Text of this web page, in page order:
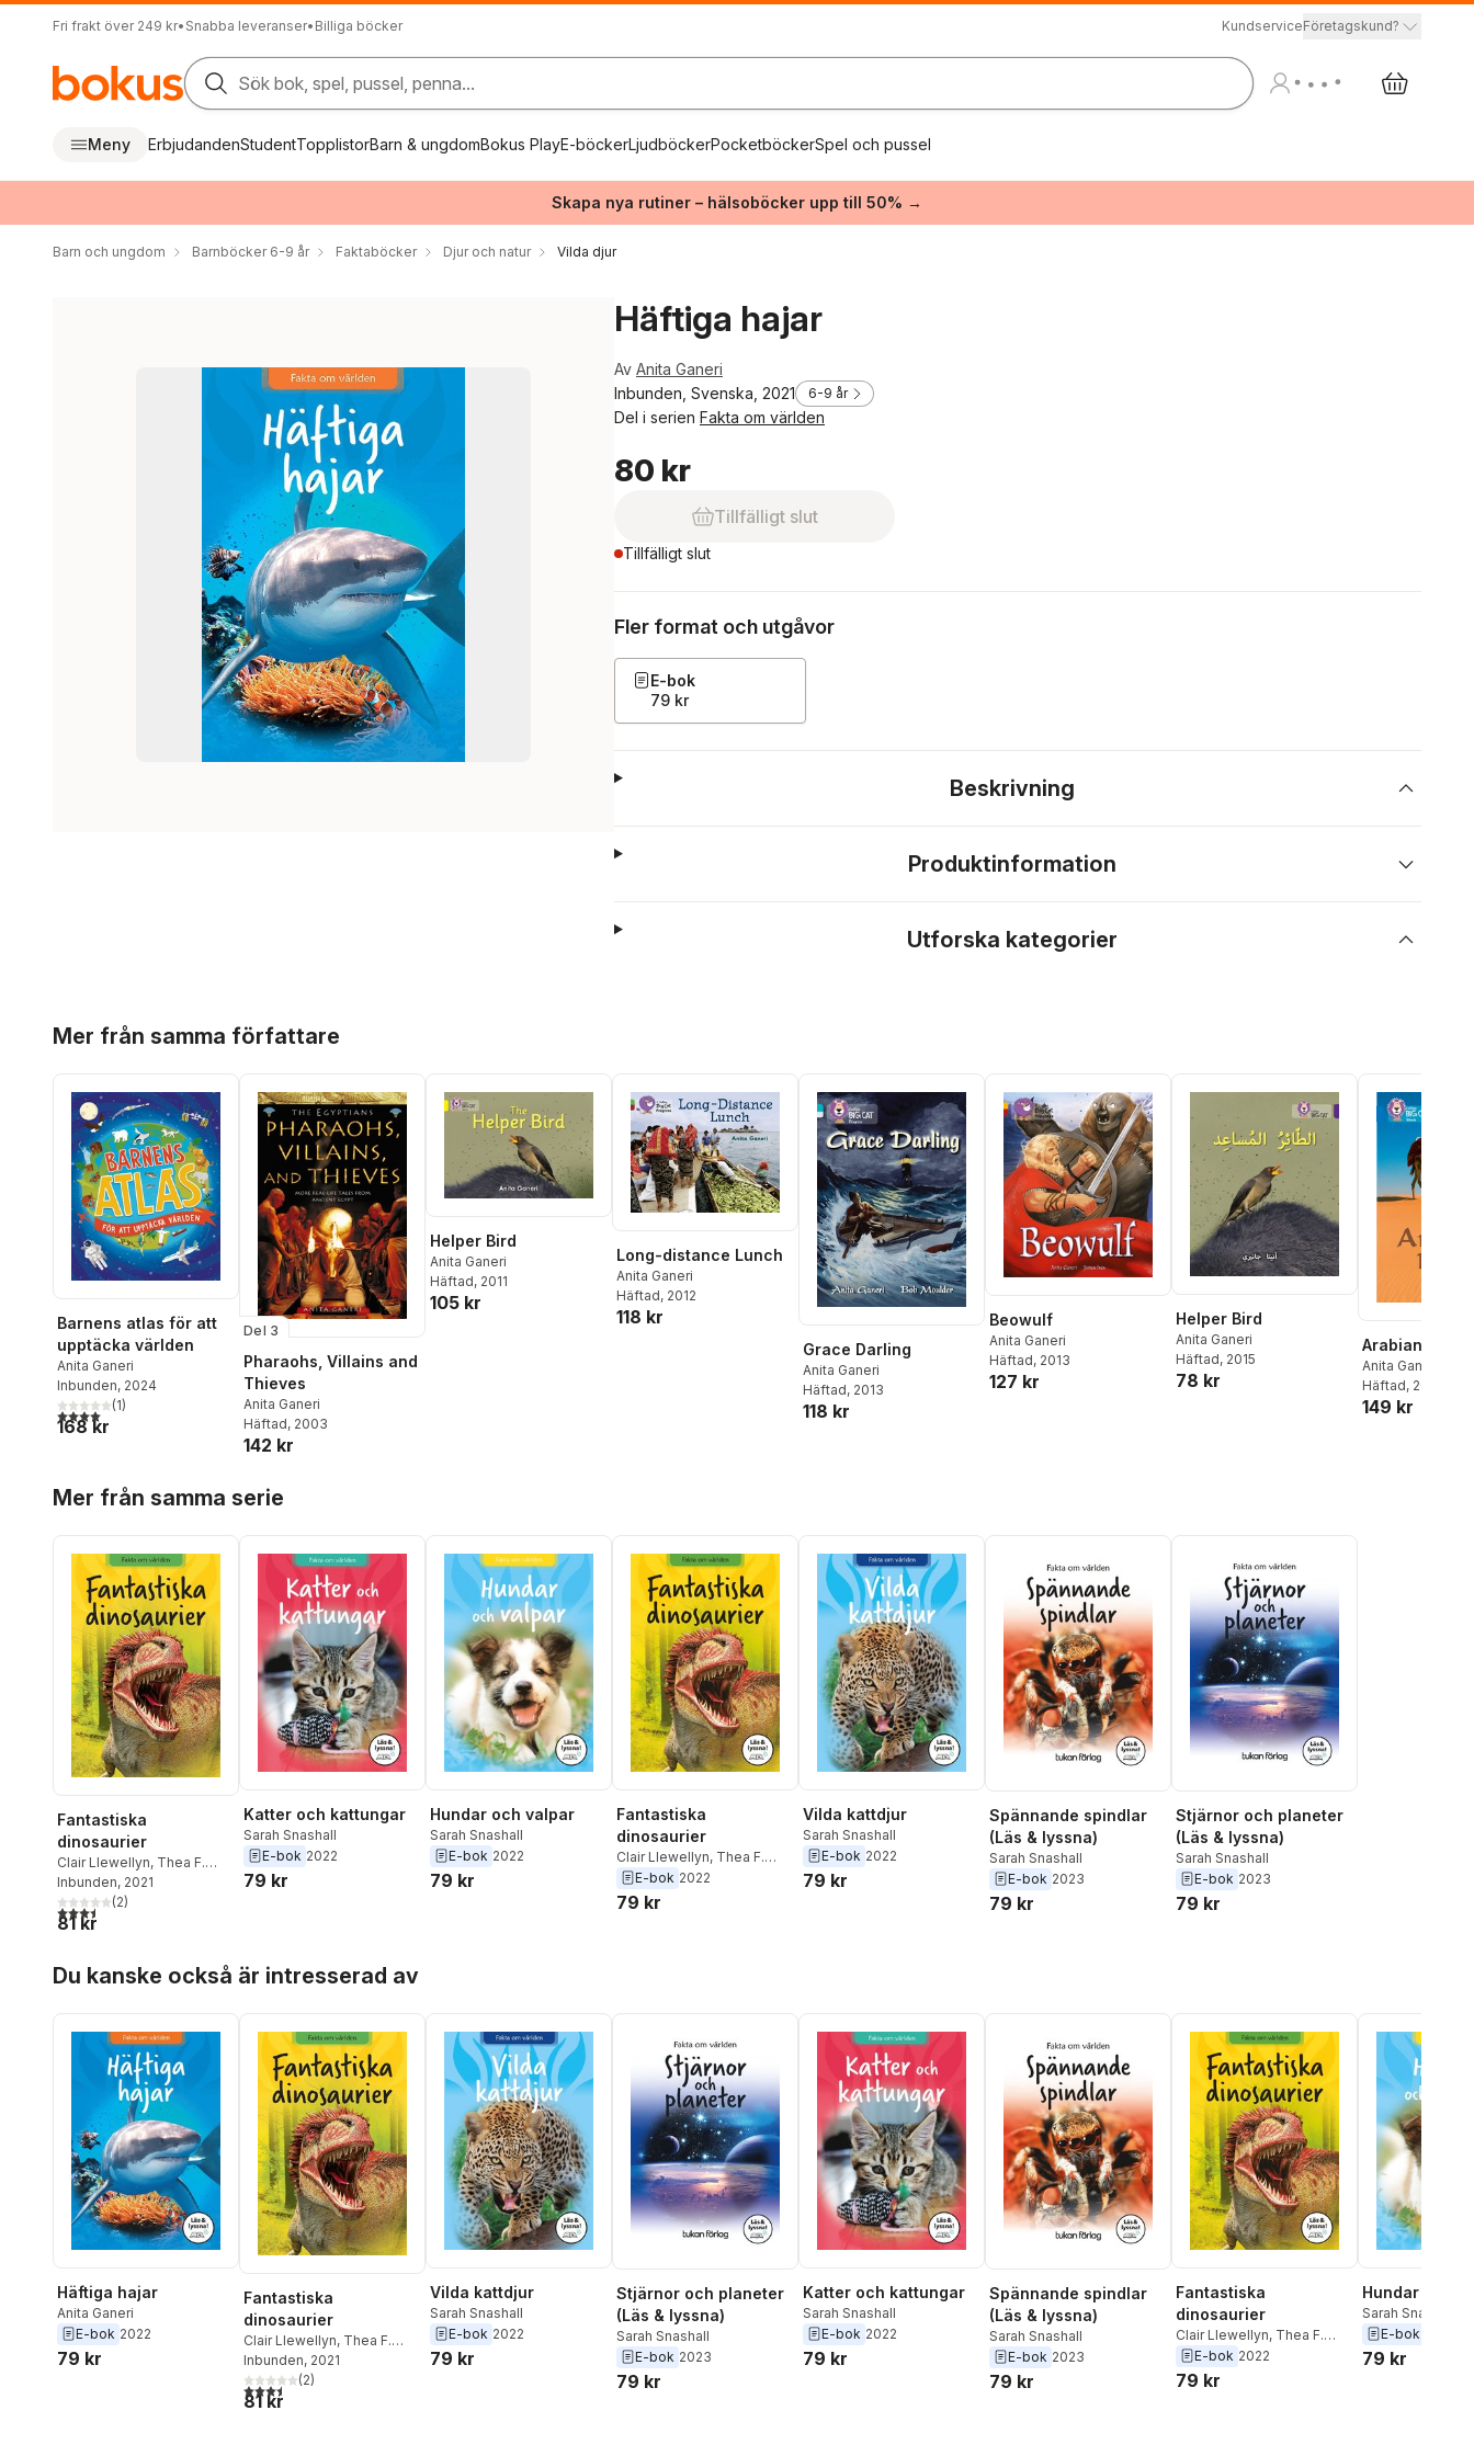
Fri frakt över 249 kr• Snabba leveranser• Billiga böcker KundserviceFöretagskund?
Sök bok, spel, pussel, penna...
Meny ErbjudandenStudentTopplistorBarn & ungdomBokus PlayE-böckerLjudböckerPocketböckerSpel och pussel
Skapa nya rutiner – hälsoböcker upp till 50% →
Barn och ungdom Barnböcker 6-9 år Faktaböcker Djur och natur Vilda djur
Häftiga hajar
Av Anita Ganeri
Inbunden, Svenska, 2021
6-9 år
Del i serien Fakta om världen
80 kr
Tillfälligt slut
Tillfälligt slut
Fler format och utgåvor
E-bok
79 kr
Beskrivning
Produktinformation
Utforska kategorier
Mer från samma författare
Barnens atlas för att
upptäcka världen
Anita Ganeri
Inbunden, 2024
4,0utav 5 stjärnor. Totalt antal röster:
(1)
168 kr
Del 3
Pharaohs, Villains and
Thieves
Anita Ganeri
Häftad, 2003
142 kr
Helper Bird
Anita Ganeri
Häftad, 2011
105 kr
Long-distance Lunch
Anita Ganeri
Häftad, 2012
118 kr
Grace Darling
Anita Ganeri
Häftad, 2013
118 kr
Beowulf
Anita Ganeri
Häftad, 2013
127 kr
Helper Bird
Anita Ganeri
Häftad, 2015
78 kr
Arabian
Anita Ganeri
Häftad, 2016
149 kr
Mer från samma serie
Fantastiska
dinosaurier
Clair Llewellyn, Thea F.
Eldman
Inbunden, 2021
3,5utav 5 stjärnor. Totalt antal röster:
(2)
81 kr
Katter och kattungar
Sarah Snashall
E-bok 2022
79 kr
Hundar och valpar
Sarah Snashall
E-bok 2022
79 kr
Fantastiska
dinosaurier
Clair Llewellyn, Thea F.
Eldman
E-bok 2022
79 kr
Vilda kattdjur
Sarah Snashall
E-bok 2022
79 kr
Spännande spindlar
(Läs & lyssna)
Sarah Snashall
E-bok 2023
79 kr
Stjärnor och planeter
(Läs & lyssna)
Sarah Snashall
E-bok 2023
79 kr
Du kanske också är intresserad av
Häftiga hajar
Anita Ganeri
E-bok 2022
79 kr
Fantastiska
dinosaurier
Clair Llewellyn, Thea F.
Eldman
Inbunden, 2021
3,5utav 5 stjärnor. Totalt antal röster:
(2)
81 kr
Vilda kattdjur
Sarah Snashall
E-bok 2022
79 kr
Stjärnor och planeter
(Läs & lyssna)
Sarah Snashall
E-bok 2023
79 kr
Katter och kattungar
Sarah Snashall
E-bok 2022
79 kr
Spännande spindlar
(Läs & lyssna)
Sarah Snashall
E-bok 2023
79 kr
Fantastiska
dinosaurier
Clair Llewellyn, Thea F.
Eldman
E-bok 2022
79 kr
Hundar och
Sarah Snashall
E-bok
79 kr